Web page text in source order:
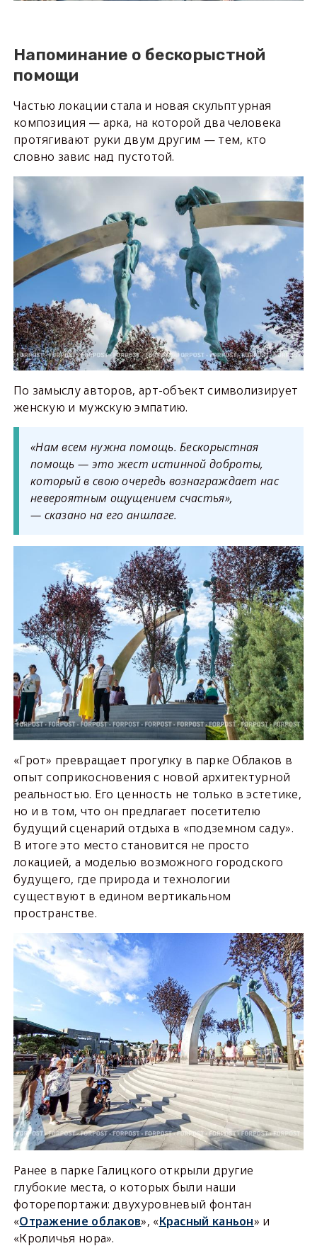
Напоминание о бескорыстной
помощи
Частью локации стала и новая скульптурная
композиция — арка, на которой два человека
протягивают руки двум другим — тем, кто
словно завис над пустотой.
По замыслу авторов, арт-объект символизирует
женскую и мужскую эмпатию.
«Нам всем нужна помощь. Бескорыстная
помощь — это жест истинной доброты,
который в свою очередь вознаграждает нас
невероятным ощущением счастья»,
— сказано на его аншлаге.
«Грот» превращает прогулку в парке Облаков в
опыт соприкосновения с новой архитектурной
реальностью. Его ценность не только в эстетике,
но и в том, что он предлагает посетителю
будущий сценарий отдыха в «подземном саду».
В итоге это место становится не просто
локацией, а моделью возможного городского
будущего, где природа и технологии
существуют в едином вертикальном
пространстве.
Ранее в парке Галицкого открыли другие
глубокие места, о которых были наши
фоторепортажи: двухуровневый фонтан
«Отражение облаков», «Красный каньон» и
«Кроличья нора».